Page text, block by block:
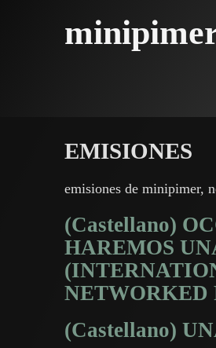
EMISIONES
emisiones de minipimer,
(Castellano)
HAREMOS
NETWORKED
(Castellano)